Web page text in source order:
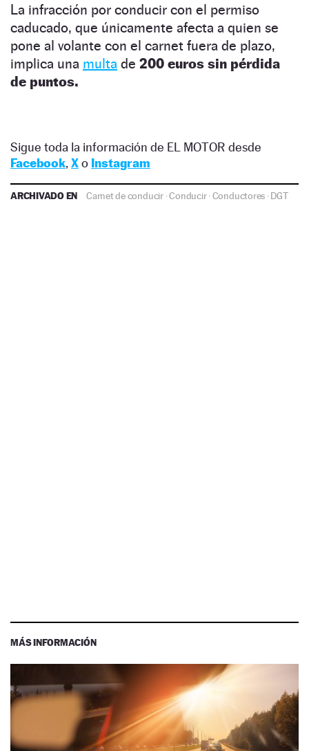
La infracción por conducir con el permiso
caducado, que únicamente afecta a quien se
pone al volante con el carnet fuera de plazo,
implica una multa de 200 euros sin pérdida
de puntos.
Sigue toda la información de EL MOTOR desde
Facebook, Xo Instagram
ARCHIVADO EN Carnet de conducir·Conducir·Conductores ·DGT
MÁS INFORMACIÓN